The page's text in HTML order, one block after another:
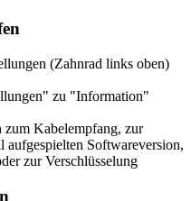
(Zahnrad links oben)
zu "Information"
Kabelempfang, zur
Softwareversion,
zur Verschlüsselung